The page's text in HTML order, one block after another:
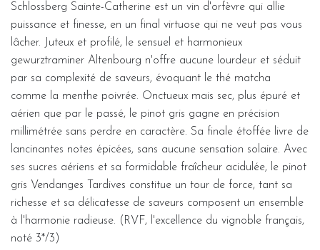
Schlossberg Sainte-Catherine est un vin d'orfèvre qui allie
puissance et finesse, en un final virtuose qui ne veut pas vous
lâcher. Juteux et profilé, le sensuel et harmonieux
gewurztraminer Altenbourg n'offre aucune lourdeur et séduit
par sa complexité de saveurs, évoquant le thé matcha
comme la menthe poivrée. Onctueux mais sec, plus épuré et
aérien que par le passé, le pinot gris gagne en précision
millimétrée sans perdre en caractère. Sa finale étoffée livre de
lancinantes notes épicées, sans aucune sensation solaire. Avec
ses sucres aériens et sa formidable fraîcheur acidulée, le pinot
gris Vendanges Tardives constitue un tour de force, tant sa
richesse et sa délicatesse de saveurs composent un ensemble
à l'harmonie radieuse. (RVF, l'excellence du vignoble français,
noté 3*/3)